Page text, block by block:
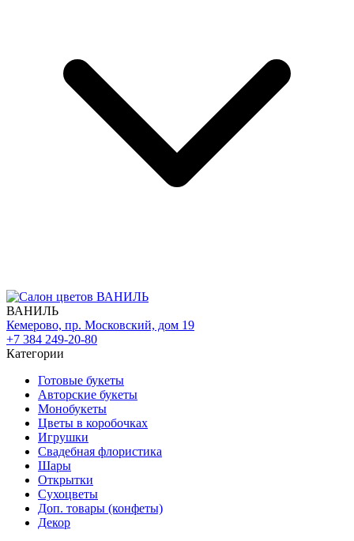
ВАНИЛЬ
Кемерово, пр. Московский, дом 19
+7 384 249-20-80
Категории
Готовые букеты
Авторские букеты
Монобукеты
Цветы в коробочках
Игрушки
Свадебная флористика
Шары
Открытки
Сухоцветы
Доп. товары (конфеты)
Декор